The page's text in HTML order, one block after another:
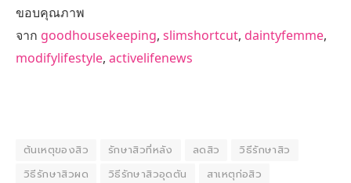
ขอบคุณภาพ
จาก goodhousekeeping, slimshortcut, daintyfemme,
modifylifestyle, activelifenews
ต้นเหตุของสิว รักษาสิวที่หลัง ลดสิว
วิธีรักษาสิว
วิธีรักษาสิวผด
วิธีรักษาสิวอุดตัน
สาเหตุก่อสิว